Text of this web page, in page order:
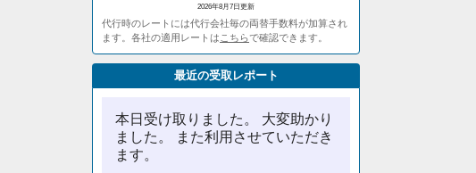
2026年8月7日更新
代行時のレートには代行会社毎の両替手数料が加算され
ます。各社の適用レートは こちらで確認できます。
最近の受取レポート
本日受け取りました。 大変助かり
ました。 また利用させていただき
ます。